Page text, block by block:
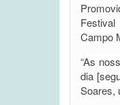
Campo
“As
dia
Soares,